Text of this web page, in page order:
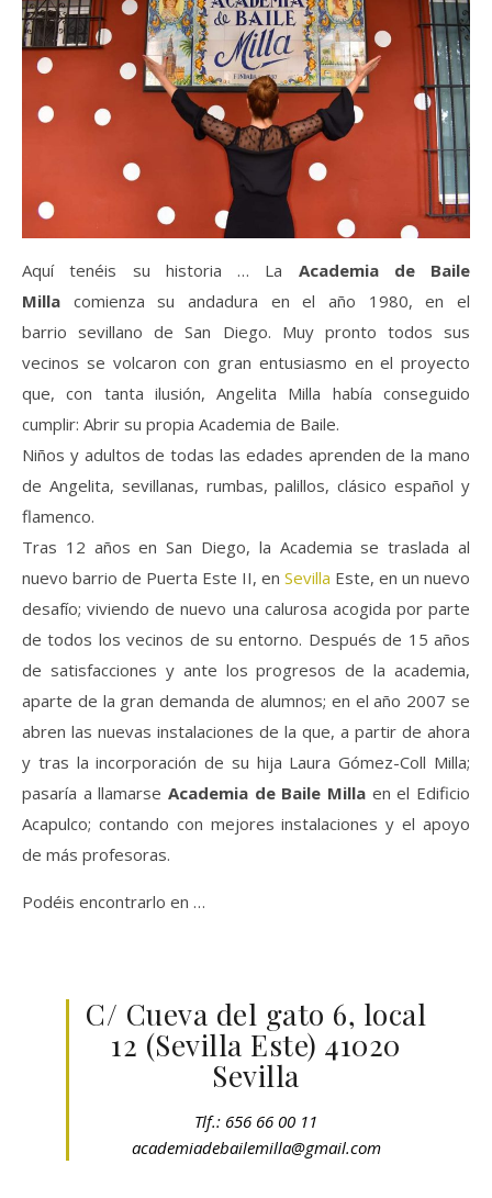
Aquí tenéis su historia … La Academia de Baile
Milla comienza su andadura en el año 1980, en el
barrio sevillano de San Diego. Muy pronto todos sus
vecinos se volcaron con gran entusiasmo en el proyecto
que, con tanta ilusión, Angelita Milla había conseguido
cumplir: Abrir su propia Academia de Baile.
Niños y adultos de todas las edades aprenden de la mano
de Angelita, sevillanas, rumbas, palillos, clásico español y
flamenco.
Tras 12 años en San Diego, la Academia se traslada al
nuevo barrio de Puerta Este II, en Sevilla Este, en un nuevo
desafío; viviendo de nuevo una calurosa acogida por parte
de todos los vecinos de su entorno. Después de 15 años
de satisfacciones y ante los progresos de la academia,
aparte de la gran demanda de alumnos; en el año 2007 se
abren las nuevas instalaciones de la que, a partir de ahora
y tras la incorporación de su hija Laura Gómez-Coll Milla;
pasaría a llamarse Academia de Baile Milla en el Edificio
Acapulco; contando con mejores instalaciones y el apoyo
de más profesoras.
Podéis encontrarlo en …
C/ Cueva del gato 6, local
12 (Sevilla Este) 41020
Sevilla
Tlf.: 656 66 00 11
academiadebailemilla@gmail.com